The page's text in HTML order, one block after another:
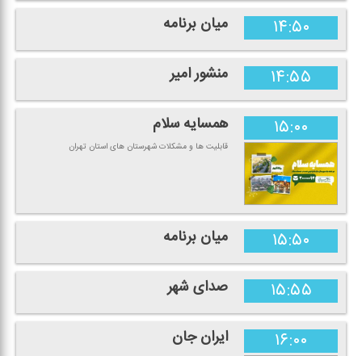
۱۴:۵۰ میان برنامه
۱۴:۵۵ منشور امیر
۱۵:۰۰ همسایه سلام
قابلیت ها و مشكلات شهرستان های استان تهران
۱۵:۵۰ میان برنامه
۱۵:۵۵ صدای شهر
۱۶:۰۰ ایران جان